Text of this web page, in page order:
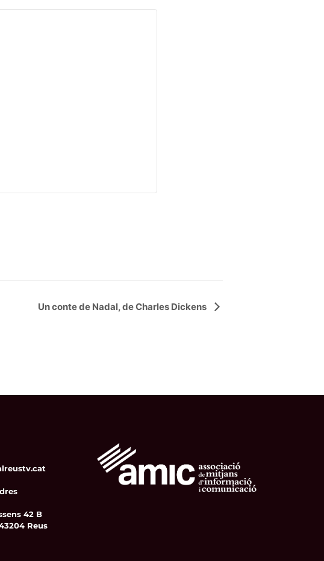
Un conte de Nadal, de Charles Dickens
42 B
Reus